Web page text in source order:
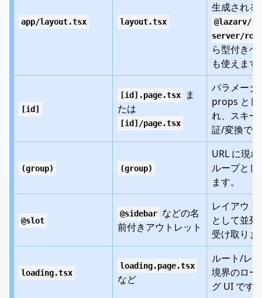
app/layout.tsx layout.tsx
生成される
@lazarv/
server/
ら型付きヘ
も使えます
[id]
[id].page.tsx
ま
たは
[id]/page.tsx
パラメータ
props とし
れ、スキー
証/変換で
(group) (group)
URL に現
ループとし
ます。
@slot
@sidebar などの名
前付きアウトレット
レイアウ
として並列
受け取りま
loading.tsx
loading.page.tsx
など
ルート/レ
境界のロー
グ UI です